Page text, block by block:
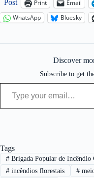
Post Print Email
WhatsApp
Bluesky
Discover
Subscribe to get
Type your email…
Tags
#Brigada Popular de Incêndio
#incêndios florestais #